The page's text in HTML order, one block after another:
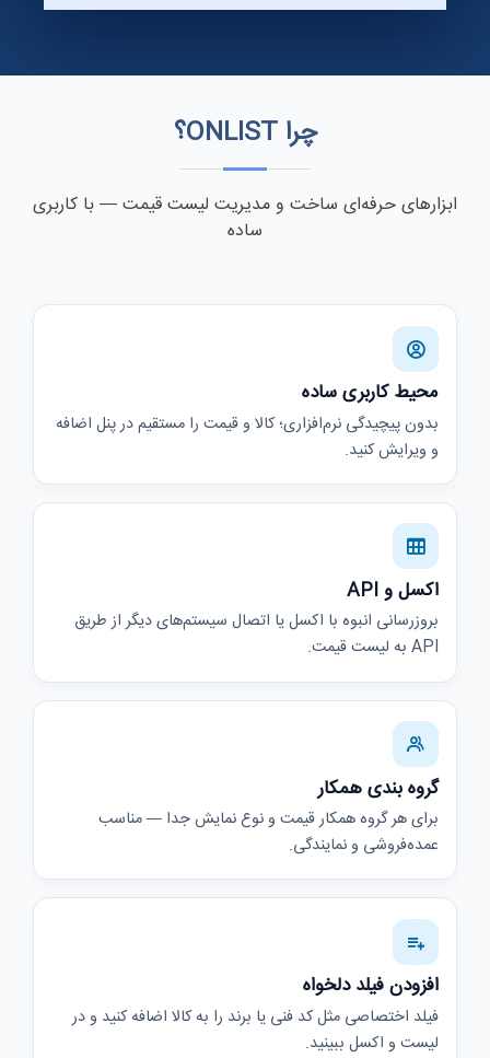
چرا ONLIST؟
ابزارهای حرفه‌ای ساخت و مدیریت لیست قیمت — با کاربری
ساده
محیط کاربری ساده
بدون پیچیدگی نرم‌افزاری؛ کالا و قیمت را مستقیم در پنل اضافه
و ویرایش کنید.
اکسل و API
بروزرسانی انبوه با اکسل یا اتصال سیستم‌های دیگر از طریق
API به لیست قیمت.
گروه بندی همکار
برای هر گروه همکار قیمت و نوع نمایش جدا — مناسب
عمده‌فروشی و نمایندگی.
افزودن فیلد دلخواه
فیلد اختصاصی مثل کد فنی یا برند را به کالا اضافه کنید و در
لیست و اکسل ببینید.